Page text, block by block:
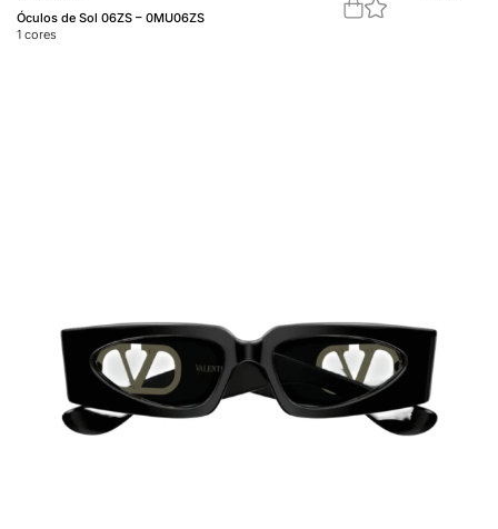
Óculos de Sol 06ZS – 0MU06ZS
1 cores